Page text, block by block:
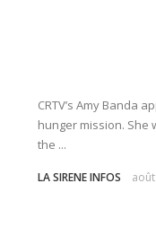
CRTV’s Amy Banda
hunger mission. She
the ...
LA SIRENE INFOS